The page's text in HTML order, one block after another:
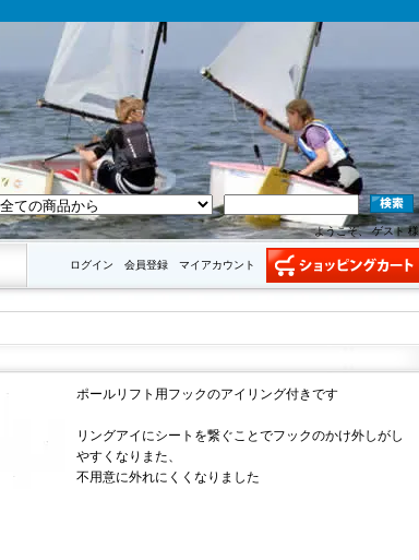
ようこそ、 ゲスト 様
マイアカウント
会員登録
ログイン
ポールリフト用フックのアイリング付きです
リングアイにシートを繋ぐことでフックのかけ外しがし
やすくなりまた、
不用意に外れにくくなりました